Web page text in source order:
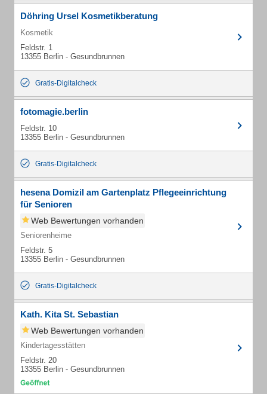
Döhring Ursel Kosmetikberatung
Kosmetik
Feldstr. 1
13355 Berlin - Gesundbrunnen
Gratis-Digitalcheck
fotomagie.berlin
Feldstr. 10
13355 Berlin - Gesundbrunnen
Gratis-Digitalcheck
hesena Domizil am Gartenplatz Pflegeeinrichtung
für Senioren
Web Bewertungen vorhanden
Seniorenheime
Feldstr. 5
13355 Berlin - Gesundbrunnen
Gratis-Digitalcheck
Kath. Kita St. Sebastian
Web Bewertungen vorhanden
Kindertagesstätten
Feldstr. 20
13355 Berlin - Gesundbrunnen